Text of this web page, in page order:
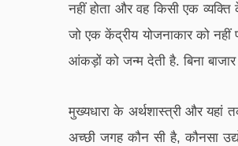
नहीं होता और वह किसी एक
जो एक केंद्रीय योजनाकार को नहीं
आंकड़ों को जन्म देती है. बिना
मुख्यधारा के अर्थशास्त्री और यहां
अच्छी जगह कौन सी है, कौनसा